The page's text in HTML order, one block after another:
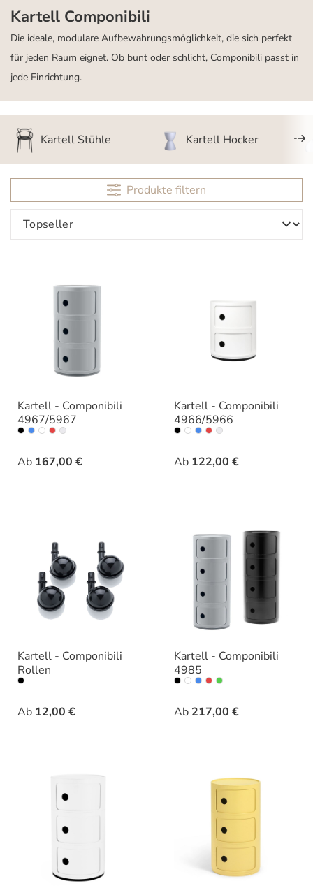
Kartell Componibili
Die ideale, modulare Aufbewahrungsmöglichkeit, die sich perfekt
für jeden Raum eignet. Ob bunt oder schlicht, Componibili passt in
jede Einrichtung.
Kartell Stühle Kartell Hocker
Produkte filtern
Kartell - Componibili
4967/5967
Ab 167,00 €
Farbe auswählen
Kartell - Componibili
4966/5966
Ab 122,00 €
Farbe auswählen
Kartell - Componibili
Rollen
Ab 12,00 €
Farbe
Kartell - Componibili
4985
Ab 217,00 €
Farbe auswählen